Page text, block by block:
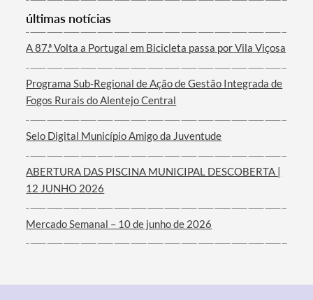
Categorias gerais
Filtros
últimas notícias
A 87.ª Volta a Portugal em Bicicleta passa por Vila Viçosa
Programa Sub-Regional de Ação de Gestão Integrada de
Fogos Rurais do Alentejo Central
Selo Digital Município Amigo da Juventude
ABERTURA DAS PISCINA MUNICIPAL DESCOBERTA |
12 JUNHO 2026
Mercado Semanal – 10 de junho de 2026